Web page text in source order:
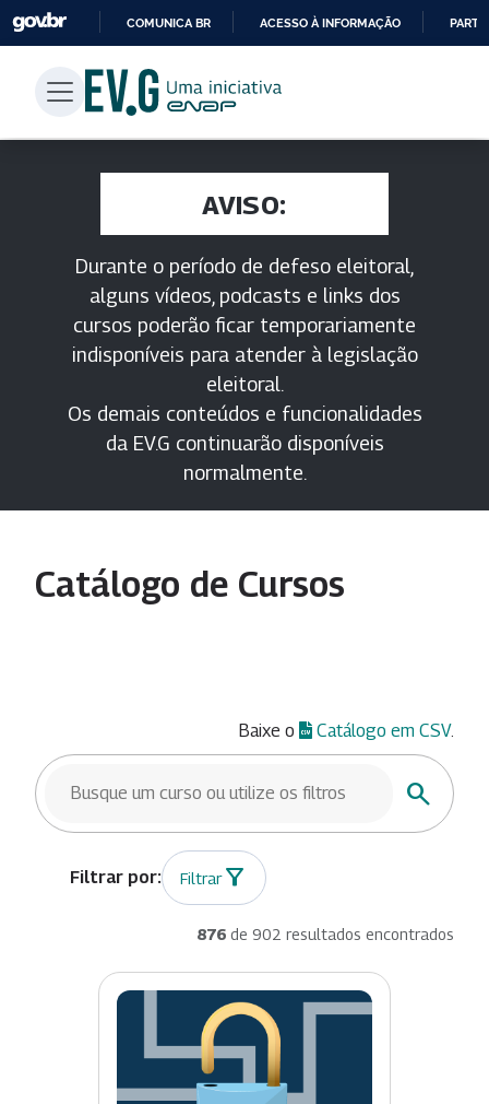
PARA
CONTEÚDO
COMUNICA BR ACESSO À INFORMAÇÃO
AVISO:
Durante o período de defeso eleitoral,
alguns vídeos, podcasts e links dos
cursos poderão ficar temporariamente
indisponíveis para atender à legislação
eleitoral.
Os demais conteúdos e funcionalidades
da EV.G continuarão disponíveis
normalmente.
Catálogo de Cursos
Baixe o Catálogo em CSV.
BUSCAR CURSOS
Buscar
Filtrar
876 de 902 resultados encontrados